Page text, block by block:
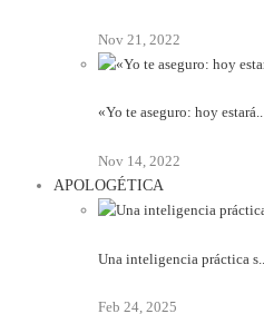
Nov 21, 2022
«Yo te aseguro: hoy estará..
Nov 14, 2022
APOLOGÉTICA
Una inteligencia práctica s..
Feb 24, 2025